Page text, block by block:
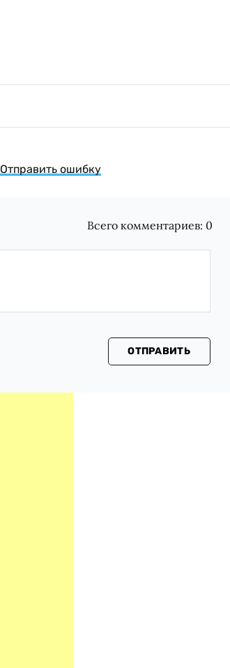
Отправить ошибку
Всего комментариев: 0
ОТПРАВИТЬ